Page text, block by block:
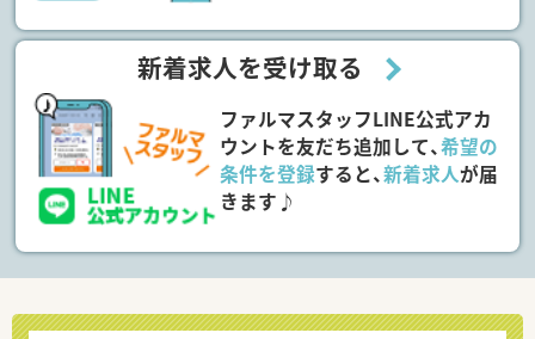
新着求人を受け取る
ファルマスタッフLINE公式アカ
ウントを友だち追加して、希望の
条件を登録すると、新着求人が届
きます♪